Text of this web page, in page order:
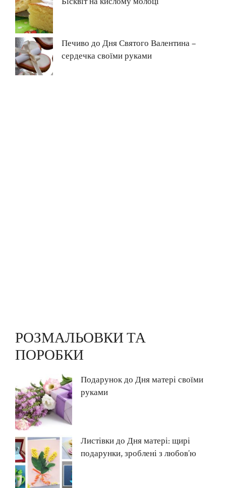
Печиво до Дня Святого Валентина –
сердечка своїми руками
РОЗМАЛЬОВКИ ТА
ПОРОБКИ
Подарунок до Дня матері своїми
руками
Листівки до Дня матері: щирі
подарунки, зроблені з любов’ю